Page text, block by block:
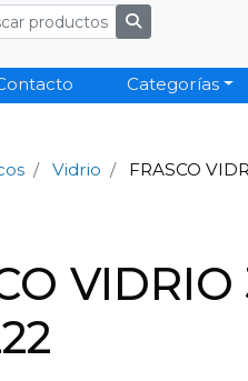
Categorías
Vidrio FRASCO